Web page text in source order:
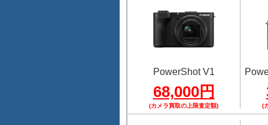
PowerShot V1
68,000円
(カメラ買取の上限査定額) (